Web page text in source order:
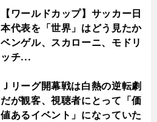
【ワールドカップ】サッカー日
本代表を「世界」はどう見たか
ベンゲル、スカローニ、モドリ
ッチ...
Ｊリーグ開幕戦は白熱の逆転劇
だが観客、視聴者にとって「価
値あるイベント」になっていた